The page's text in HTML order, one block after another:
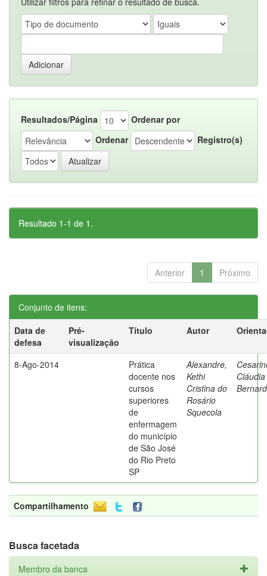
Resultados/Página
Ordenar por
Ordenar
Registro(s)
Resultado 1-1 de 1.
Anterior 1 Próximo
Conjunto de itens:
Data de
defesa
Pré-
visualização
Título Autor
8-Ago-2014
Prática
docente nos
cursos
superiores
de
enfermagem
do município
de São José
do Rio Preto
SP
Alexandre,
Kethi
Cristina do
Rosário
Squecola
Cláudia
Compartilhamento
Busca facetada
Membro da banca